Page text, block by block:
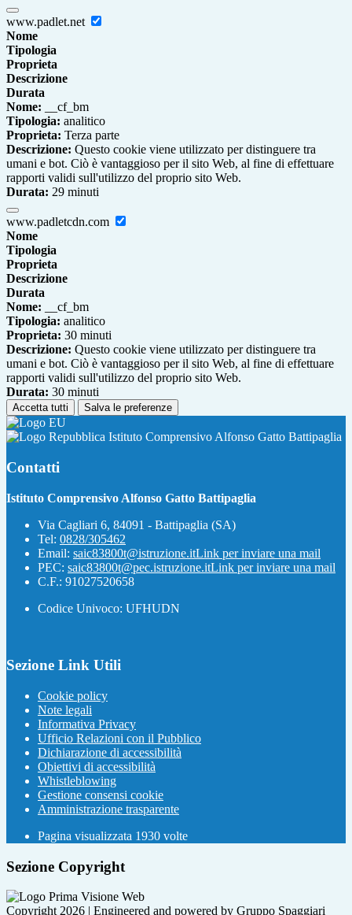
www.padlet.net
Nome
Tipologia
Proprieta
Descrizione
Durata
Nome: __cf_bm
Tipologia: analitico
Proprieta: Terza parte
Descrizione: Questo cookie viene utilizzato per distinguere tra
umani e bot. Ciò è vantaggioso per il sito Web, al fine di effettuare
rapporti validi sull'utilizzo del proprio sito Web.
Durata: 29 minuti
www.padletcdn.com
Nome
Tipologia
Proprieta
Descrizione
Durata
Nome: __cf_bm
Tipologia: analitico
Proprieta: 30 minuti
Descrizione: Questo cookie viene utilizzato per distinguere tra
umani e bot. Ciò è vantaggioso per il sito Web, al fine di effettuare
rapporti validi sull'utilizzo del proprio sito Web.
Durata: 30 minuti
Accetta tutti Salva le preferenze
Istituto Comprensivo Alfonso Gatto Battipaglia
Contatti
Istituto Comprensivo Alfonso Gatto Battipaglia
Via Cagliari 6, 84091 - Battipaglia (SA)
Tel: 0828/305462
Email: saic83800t@istruzione.itLink per inviare una mail
PEC: saic83800t@pec.istruzione.itLink per inviare una mail
C.F.: 91027520658
Codice Univoco: UFHUDN
Sezione Link Utili
Cookie policy
Note legali
Informativa Privacy
Ufficio Relazioni con il Pubblico
Dichiarazione di accessibilità
Obiettivi di accessibilità
Whistleblowing
Gestione consensi cookie
Amministrazione trasparente
Pagina visualizzata 1930 volte
Sezione Copyright
Copyright 2026 | Engineered and powered by Gruppo Spaggiari